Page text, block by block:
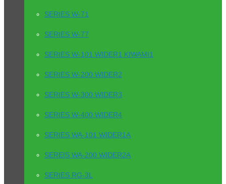
SERIES W-71
SERIES W-77
SERIES W-101 WIDER1 KIWAMI1
SERIES W-200 WIDER2
SERIES W-300 WIDER3
SERIES W-400 WIDER4
SERIES WA-101 WIDER1A
SEREIS WA-200 WIDER2A
SERIES RG-3L